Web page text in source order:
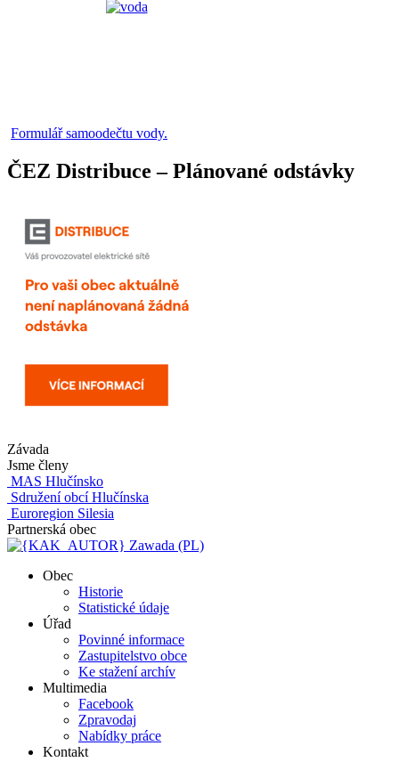
Formulář samoodečtu vody.
ČEZ Distribuce – Plánované odstávky
Závada
Jsme členy
MAS Hlučínsko
Sdružení obcí Hlučínska
Euroregion Silesia
Partnerská obec
Zawada (PL)
Obec
Historie
Statistické údaje
Úřad
Povinné informace
Zastupitelstvo obce
Ke stažení archív
Multimedia
Facebook
Zpravodaj
Nabídky práce
Kontakt